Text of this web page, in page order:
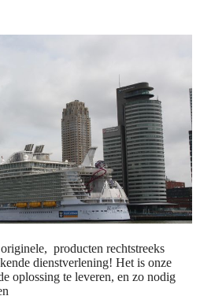
producten rechtstreeks
dienstverlening! Het is onze
oplossing te leveren, en zo nodig